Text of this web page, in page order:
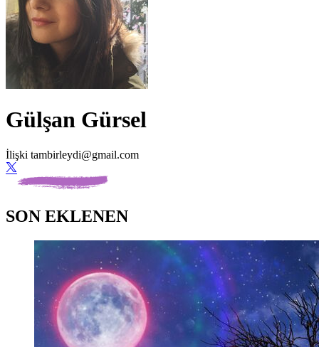
Gülşan Gürsel
İlişki tambirleydi@gmail.com
SON EKLENEN